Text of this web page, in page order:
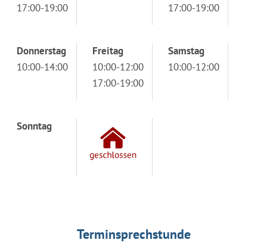
17:00-19:00
17:00-19:00
Donnerstag
10:00-14:00
Freitag
10:00-12:00
17:00-19:00
Samstag
10:00-12:00
Sonntag
Terminsprechstunde